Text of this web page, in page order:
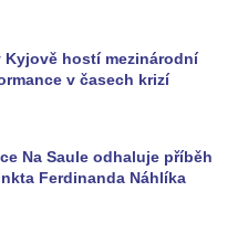
9.
svatého
Kyjově hostí mezinárodní
v časech krizí
Na Saule odhaluje příběh
Ferdinanda Náhlíka